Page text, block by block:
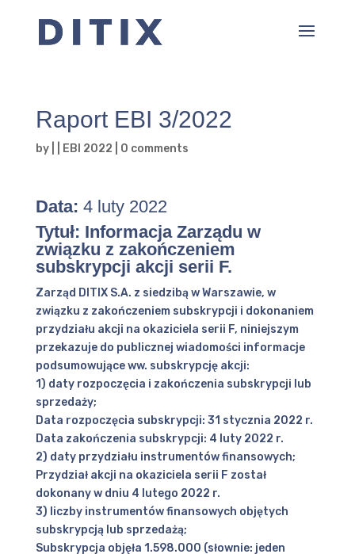
Raport EBI 3/2022
by EBI 2022 0 comments
Data: 4 luty 2022
Tytuł: Informacja Zarządu w
związku z zakończeniem
subskrypcji akcji serii F.
Zarząd DITIX S.A. z siedzibą w Warszawie, w
związku z zakończeniem subskrypcji i dokonaniem
przydziału akcji na okaziciela serii F, niniejszym
przekazuje do publicznej wiadomości informacje
podsumowujące ww. subskrypcję akcji:
1) daty rozpoczęcia i zakończenia subskrypcji lub
sprzedaży;
Data rozpoczęcia subskrypcji: 31 stycznia 2022 r.
Data zakończenia subskrypcji: 4 luty 2022 r.
2) daty przydziału instrumentów finansowych;
Przydział akcji na okaziciela serii F został
dokonany w dniu 4 lutego 2022 r.
3) liczby instrumentów finansowych objętych
subskrypcją lub sprzedażą;
Subskrypcja objęła 1.598.000 (słownie: jeden